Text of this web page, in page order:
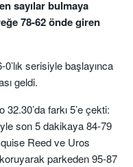
sayılar bulmaya
78-62 önde giren
serisiyle başlayınca
geldi.
farkı 5’e çekti:
son 5 dakikaya 84-79
Reed ve Uros
parkeden 95-87